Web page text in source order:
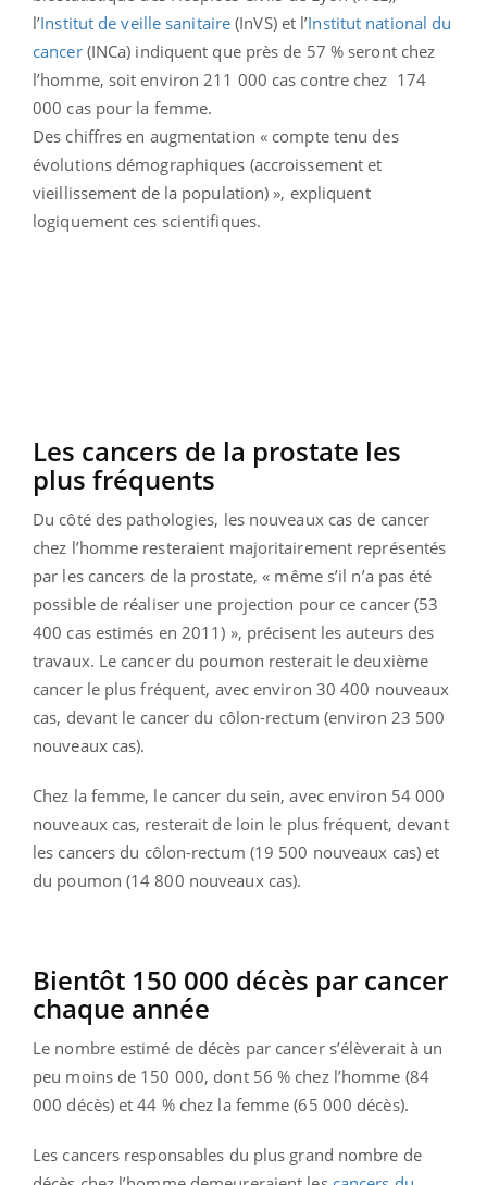
l’Institut de veille sanitaire (InVS) et l’Institut national du
cancer(INCa) indiquent que près de 57 % seront chez
l’homme, soit environ 211 000 cas contre chez 174
000 cas pour la femme.
Des chiffres en augmentation « compte tenu des
évolutions démographiques (accroissement et
vieillissement de la population) », expliquent
logiquement ces scientifiques.
Les cancers de la prostate les
plus fréquents
Du côté des pathologies, les nouveaux cas de cancer
chez l’homme resteraient majoritairement représentés
par les cancers de la prostate, « même s’il n’a pas été
possible de réaliser une projection pour ce cancer (53
400 cas estimés en 2011) », précisent les auteurs des
travaux. Le cancer du poumon resterait le deuxième
cancer le plus fréquent, avec environ 30 400 nouveaux
cas, devant le cancer du côlon-rectum (environ 23 500
nouveaux cas).
Chez la femme, le cancer du sein, avec environ 54 000
nouveaux cas, resterait de loin le plus fréquent, devant
les cancers du côlon-rectum (19 500 nouveaux cas) et
du poumon (14 800 nouveaux cas).
Bientôt 150 000 décès par cancer
chaque année
Le nombre estimé de décès par cancer s’élèverait à un
peu moins de 150 000, dont 56 % chez l’homme (84
000 décès) et 44 % chez la femme (65 000 décès).
Les cancers responsables du plus grand nombre de